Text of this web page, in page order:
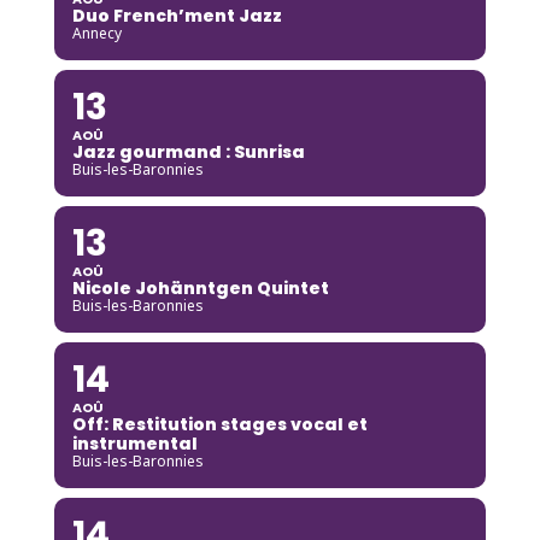
Duo French’ment Jazz
Annecy
13
AOÛ
Jazz gourmand : Sunrisa
Buis-les-Baronnies
13
AOÛ
Nicole Johänntgen Quintet
Buis-les-Baronnies
14
AOÛ
Off: Restitution stages vocal et
instrumental
Buis-les-Baronnies